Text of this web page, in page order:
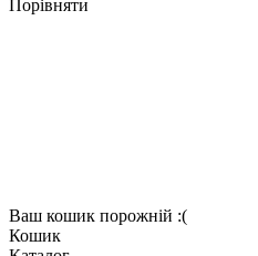
Порівняти
Ваш кошик порожній :(
Кошик